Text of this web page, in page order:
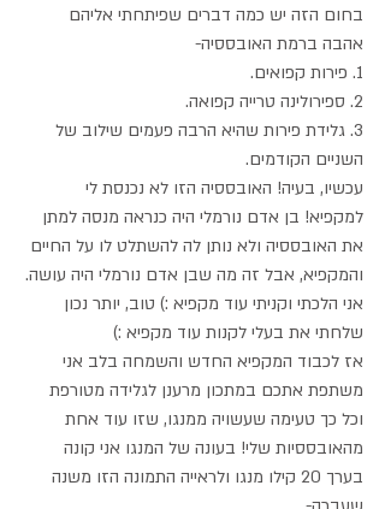
בחום הזה יש כמה דברים שפיתחתי אליהם
אהבה ברמת האובססיה-
1. פירות קפואים.
2. ספירולינה טרייה קפואה.
3. גלידת פירות שהיא הרבה פעמים שילוב של
השניים הקודמים.
עכשיו, בעיה! האובססיה הזו לא נכנסת לי
למקפיא! בן אדם נורמלי היה כנראה מנסה למתן
את האובססיה ולא נותן לה להשתלט לו על החיים
והמקפיא, אבל זה מה שבן אדם נורמלי היה עושה.
אני הלכתי וקניתי עוד מקפיא :) טוב, יותר נכון
שלחתי את בעלי לקנות עוד מקפיא :)
אז לכבוד המקפיא החדש והשמחה בלב אני
משתפת אתכם במתכון מרענן לגלידה מטורפת
וכל כך טעימה שעשויה ממנגו, שזו עוד אחת
מהאובססיות שלי! בעונה של המנגו אני קונה
בערך 20 קילו מנגו ולראייה התמונה הזו משנה